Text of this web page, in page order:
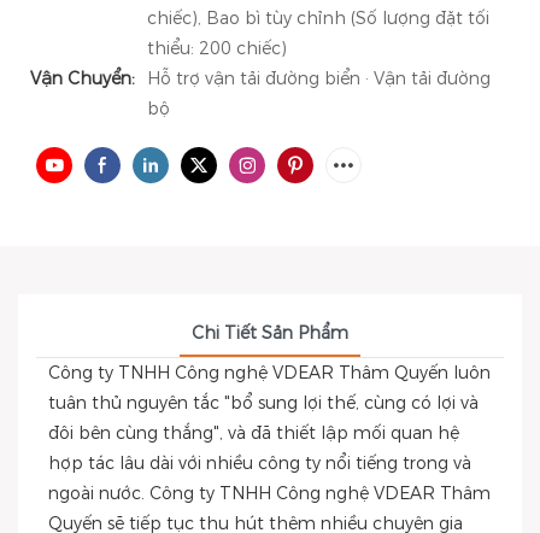
chiếc), Bao bì tùy chỉnh (Số lượng đặt tối
thiểu: 200 chiếc)
Vận Chuyển:
Hỗ trợ vận tải đường biển · Vận tải đường
bộ
Chi Tiết Sản Phẩm
Công ty TNHH Công nghệ VDEAR Thâm Quyến luôn
tuân thủ nguyên tắc "bổ sung lợi thế, cùng có lợi và
đôi bên cùng thắng", và đã thiết lập mối quan hệ
hợp tác lâu dài với nhiều công ty nổi tiếng trong và
ngoài nước. Công ty TNHH Công nghệ VDEAR Thâm
Quyến sẽ tiếp tục thu hút thêm nhiều chuyên gia